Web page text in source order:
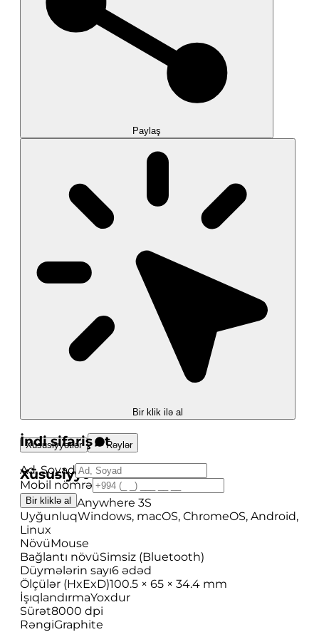
Paylaş
Bir klik ilə al
İndi sifariş et
Ad, Soyad
Mobil nömrə
Bir kliklə al
Xüsusiyyətlər Rəylər
Xüsusiyyətlər
ModelMX Anywhere 3S
UyğunluqWindows, macOS, ChromeOS, Android,
Linux
NövüMouse
Bağlantı növüSimsiz (Bluetooth)
Düymələrin sayı6 ədəd
Ölçülər (HxExD)100.5 × 65 × 34.4 mm
İşıqlandırmaYoxdur
Sürət8000 dpi
RəngiGraphite